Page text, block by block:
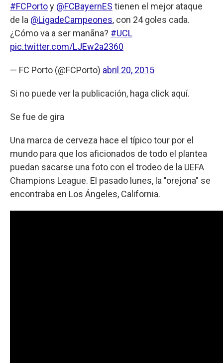
#FCPortoy @FCBayernES tienen el mejor ataque
de la @LigadeCampeones, con 24 goles cada.
¿Cómo va a ser manãna? #UCL
pic.twitter.com/LJEw2a2360
— FC Porto (@FCPorto) abril 20, 2015
Si no puede ver la publicación, haga click aquí.
Se fue de gira
Una marca de cerveza hace el típico tour por el
mundo para que los aficionados de todo el plantea
puedan sacarse una foto con el trodeo de la UEFA
Champions League. El pasado lunes, la "orejona" se
encontraba en Los Ángeles, California.